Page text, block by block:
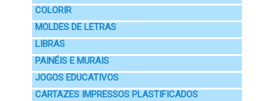
COLORIR
MOLDES DE LETRAS
LIBRAS
PAINÉIS E MURAIS
JOGOS EDUCATIVOS
CARTAZES IMPRESSOS PLASTIFICADOS